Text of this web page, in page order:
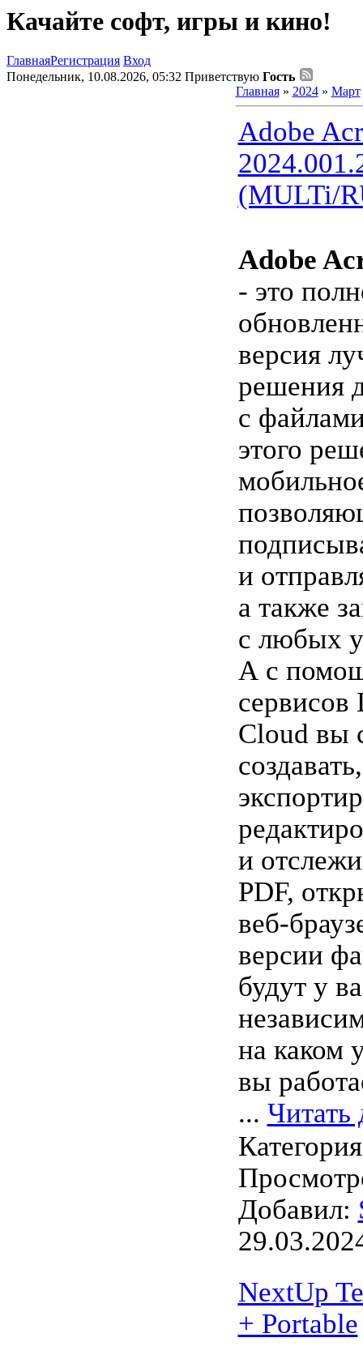
Качайте софт, игры и кино!
ГлавнаяРегистрация Вход
Понедельник, 10.08.2026, 05:32 Приветствую Гость
Главная» 2024 » Март
Adobe
(MULTi/
Adobe
- это
версия
решения
с
этого
и
а также
с любых
А с
сервисов
Cloud вы
создавать,
и
PDF,
веб-
версии
будут у
на каком
вы
... Читать
Добавил:
NextUp
+ Portable